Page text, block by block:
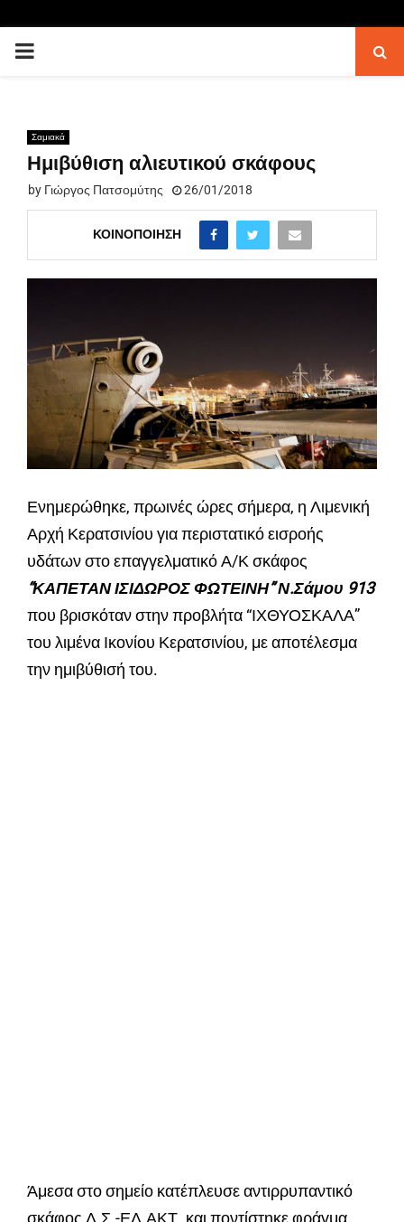
PRIMARY
Σαμιακά
Ημιβύθιση αλιευτικού σκάφους
by Γιώργος Πατσομύτης 26/01/2018
ΚΟΙΝΟΠΟΊΗΣΗ
Ενημερώθηκε, πρωινές ώρες σήμερα, η Λιμενική
Αρχή Κερατσινίου για περιστατικό εισροής
υδάτων στο επαγγελματικό Α/Κ σκάφος
“ΚΑΠΕΤΑΝ ΙΣΙΔΩΡΟΣ ΦΩΤΕΙΝΗ” Ν.Σάμου 913
που βρισκόταν στην προβλήτα “ΙΧΘΥΟΣΚΑΛΑ”
του λιμένα Ικονίου Κερατσινίου, με αποτέλεσμα
την ημιβύθισή του.
Άμεσα στο σημείο κατέπλευσε αντιρρυπαντικό